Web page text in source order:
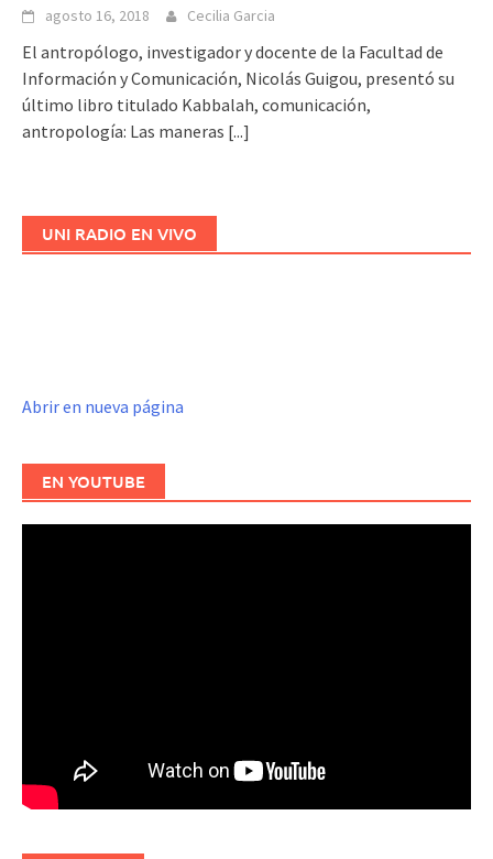
agosto 16, 2018 Cecilia Garcia
El antropólogo, investigador y docente de la Facultad de
Información y Comunicación, Nicolás Guigou, presentó su
último libro titulado Kabbalah, comunicación,
antropología: Las maneras [...]
UNI RADIO EN VIVO
Abrir en nueva página
EN YOUTUBE